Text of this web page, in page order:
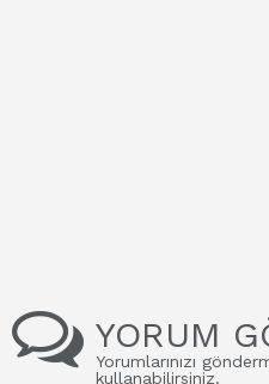
YORUM
Yorumlarınızı
kullanabilirsiniz.